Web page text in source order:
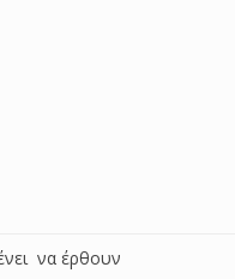
να έρθουν